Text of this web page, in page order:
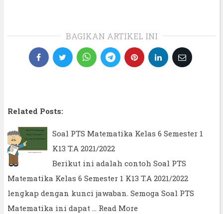
BAGIKAN ARTIKEL INI
Related Posts:
Soal PTS Matematika Kelas 6 Semester 1
K13 T.A 2021/2022
Berikut ini adalah contoh Soal PTS
Matematika Kelas 6 Semester 1 K13 T.A 2021/2022
lengkap dengan kunci jawaban. Semoga Soal PTS
Matematika ini dapat … Read More